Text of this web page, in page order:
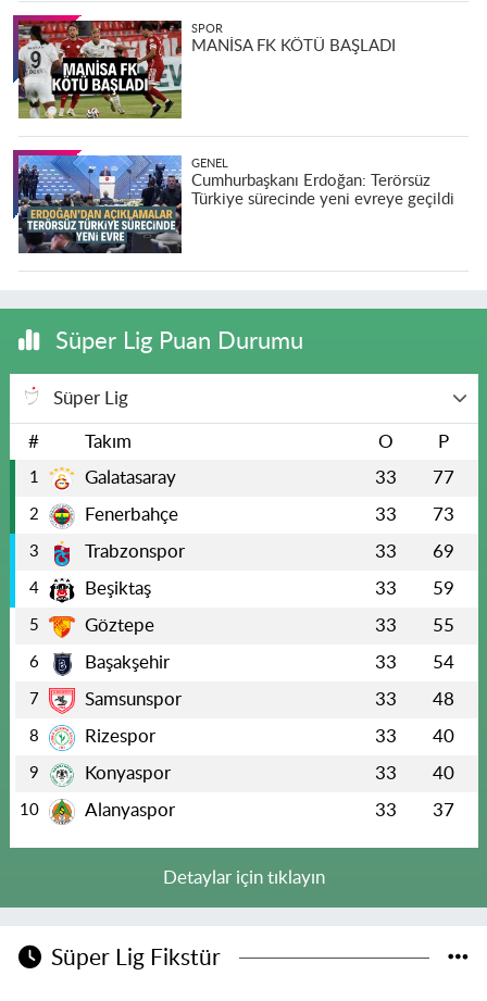
SPOR
MANİSA FK KÖTÜ BAŞLADI
GENEL
Cumhurbaşkanı Erdoğan: Terörsüz
Türkiye sürecinde yeni evreye geçildi
Süper Lig Puan Durumu
Süper Lig
# Takım O P
1 Galatasaray 33 77
2 Fenerbahçe 33 73
3 Trabzonspor 33 69
4 Beşiktaş 33 59
5 Göztepe 33 55
6 Başakşehir 33 54
7 Samsunspor 33 48
8 Rizespor 33 40
9 Konyaspor 33 40
10 Alanyaspor 33 37
Detaylar için tıklayın
Süper Lig Fikstür